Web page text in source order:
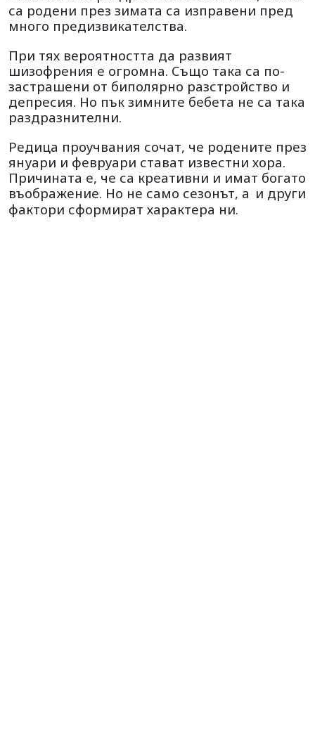
са родени през зимата са изправени пред
много предизвикателства.
При тях вероятността да развият
шизофрения е огромна. Също така са по-
застрашени от биполярно разстройство и
депресия. Но пък зимните бебета не са така
раздразнителни.
Редица проучвания сочат, че родените през
януари и февруари стават известни хора.
Причината е, че са креативни и имат богато
въображение. Но не само сезонът, а и други
фактори сформират характера ни.